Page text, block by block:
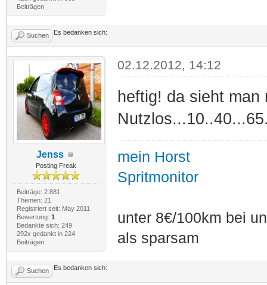
Beiträgen
Suchen Es bedanken sich:
Jenss
Posting Freak
Beiträge: 2.881
Themen: 21
Registriert seit: May 2011
Bewertung: 1
Bedankte sich: 249
292x gedankt in 224
Beiträgen
02.12.2012, 14:12
heftig! da sieht
mein Horst
Spritmonitor
unter 8€/100km bei
als sparsam
Suchen Es bedanken sich: